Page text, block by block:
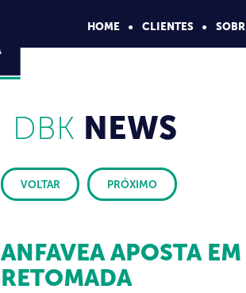
HOME CLIENTES
DBK NEWS
VOLTAR PRÓXIMO
ANFAVEA APOSTA
RETOMADA